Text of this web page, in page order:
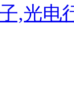
,光电